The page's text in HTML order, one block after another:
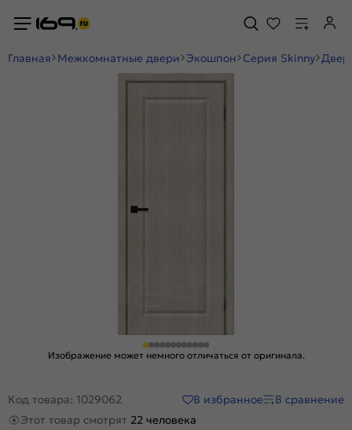
Главная Межкомнатные двери Экошпон Серия Skinny
Изображение может немного отличаться от оригинала.
Код товара: 1029062 В избранное
В сравнение
Этот товар смотрят 22 человека